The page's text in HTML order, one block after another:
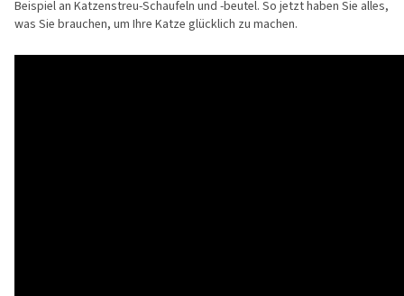
Beispiel an Katzenstreu-Schaufeln und -beutel. So jetzt haben Sie alles,
was Sie brauchen, um Ihre Katze glücklich zu machen.